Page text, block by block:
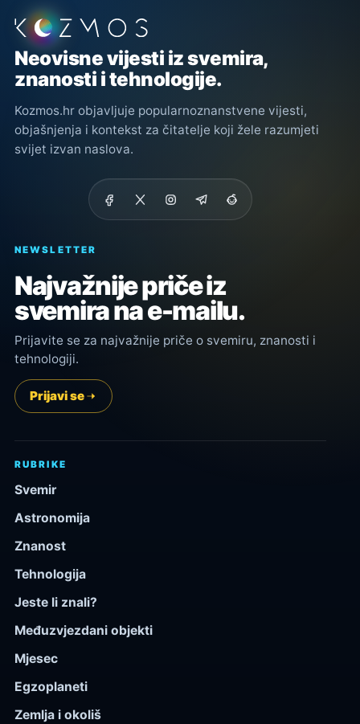
Podnožje stranice
Neovisne vijesti iz svemira,
znanosti i tehnologije.
Kozmos.hr objavljuje popularnoznanstvene vijesti,
objašnjenja i kontekst za čitatelje koji žele razumjeti
svijet izvan naslova.
NEWSLETTER
Najvažnije priče iz
svemira na e-mailu.
Prijavite se za najvažnije priče o svemiru, znanosti i
tehnologiji.
Prijavi se
RUBRIKE
Svemir
Astronomija
Znanost
Tehnologija
Jeste li znali?
Međuzvjezdani objekti
Mjesec
Egzoplaneti
Zemlja i okoliš